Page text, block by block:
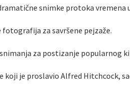
snimke protoka vremena
za savršene pejzaže.
za postizanje popularnog
koji je proslavio Alfred Hitchcock,